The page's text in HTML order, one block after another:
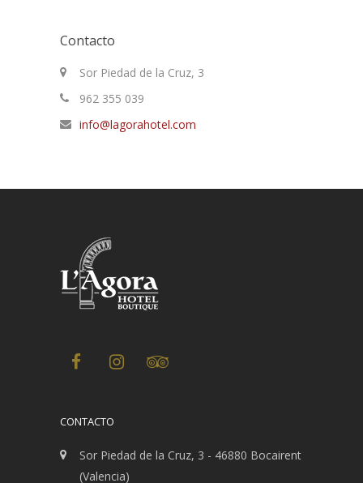
Contacto
Sor Piedad de la Cruz, 3
962 355 039
info@lagorahotel.com
CONTACTO
Sor Piedad de la Cruz, 3 - 46880 Bocairent
(Valencia)